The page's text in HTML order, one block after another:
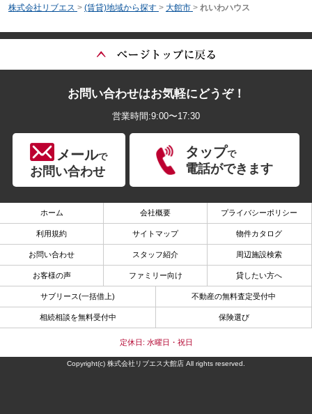
株式会社リブエス > (賃貸)地域から探す > 大館市 > れいわハウス
お問い合わせはお気軽にどうぞ！
営業時間:9:00〜17:30
メールで
お問い合わせ
タップで
電話ができます
ホーム 会社概要 プライバシーポリシー
利用規約 サイトマップ 物件カタログ
お問い合わせ スタッフ紹介 周辺施設検索
お客様の声 ファミリー向け 貸したい方へ
サブリース(一括借上) 不動産の無料査定受付中
相続相談を無料受付中 保険選び
定休日: 水曜日・祝日
Copyright(c) 株式会社リブエス大館店 All rights reserved.